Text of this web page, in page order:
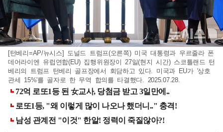
[턴베리=AP/뉴시스] 도널드 트럼프(오른쪽) 미국 대통령과 우르줄라 폰
데어라이엔 유럽연합(EU) 집행위원장이 27일(현지 시간) 스코틀랜드 턴
베리의 트럼프 턴베리 골프장에서 회담하고 있다. 미국과 EU가 '상호
관세 15%'를 골자로 한 무역 합의를 타결했다. 2025.07.28.